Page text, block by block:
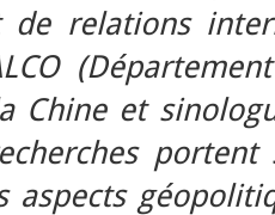
de relations
Chine et
aspects